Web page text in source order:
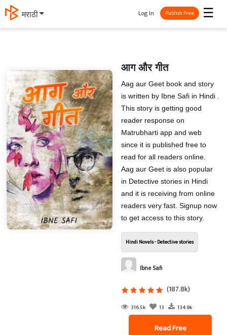
मराठी ☰
Log In Publish Free
आग और गीत
Aag aur Geet book and story
is written by Ibne Safi in Hindi .
This story is getting good
reader response on
Matrubharti app and web
since it is published free to
read for all readers online.
Aag aur Geet is also popular
in Detective stories in Hindi
and it is receiving from online
readers very fast. Signup now
to get access to this story.
Hindi Novels - Detective stories
Ibne Safi
(187.8k)
316.5k 13 134.9k
Read Free